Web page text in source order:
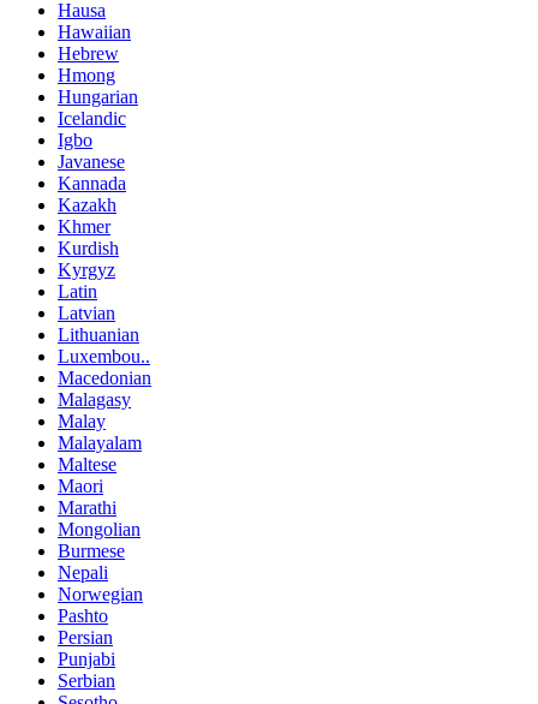
Hausa
Hawaiian
Hebrew
Hmong
Hungarian
Icelandic
Igbo
Javanese
Kannada
Kazakh
Khmer
Kurdish
Kyrgyz
Latin
Latvian
Lithuanian
Luxembou..
Macedonian
Malagasy
Malay
Malayalam
Maltese
Maori
Marathi
Mongolian
Burmese
Nepali
Norwegian
Pashto
Persian
Punjabi
Serbian